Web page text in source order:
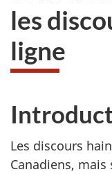
les
ligne
Les discours
Canadiens,